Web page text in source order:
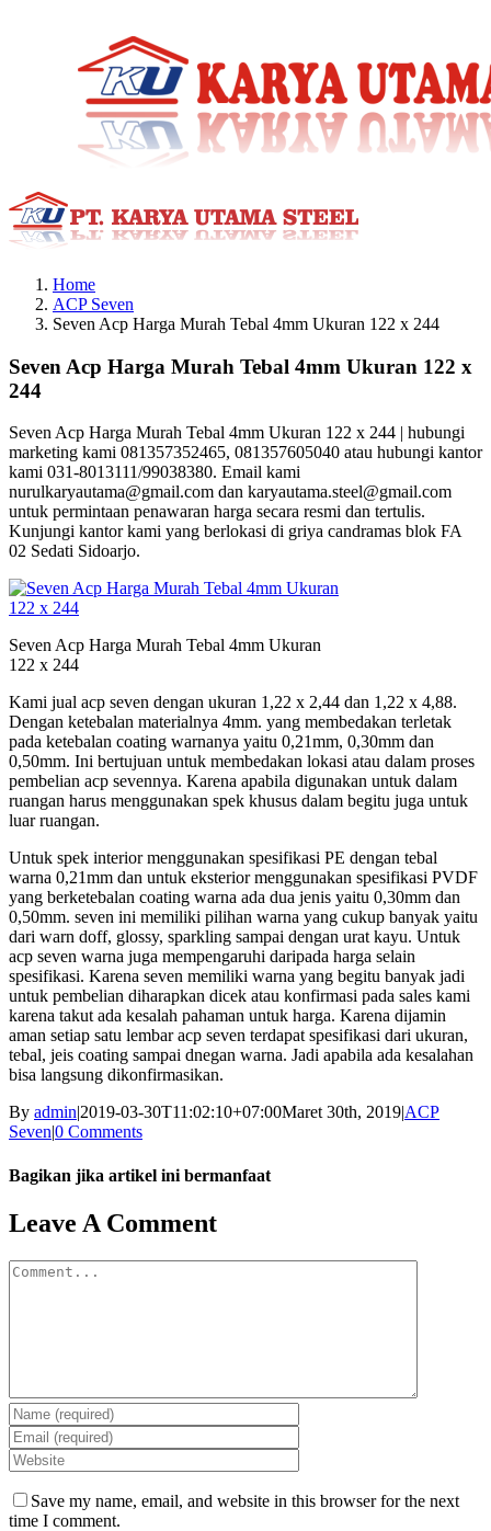
Home
ACP Seven
Seven Acp Harga Murah Tebal 4mm Ukuran 122 x 244
Seven Acp Harga Murah Tebal 4mm Ukuran 122 x
244
Seven Acp Harga Murah Tebal 4mm Ukuran 122 x 244 | hubungi
marketing kami 081357352465, 081357605040 atau hubungi kantor
kami 031-8013111/99038380. Email kami
nurulkaryautama@gmail.com dan karyautama.steel@gmail.com
untuk permintaan penawaran harga secara resmi dan tertulis.
Kunjungi kantor kami yang berlokasi di griya candramas blok FA
02 Sedati Sidoarjo.
Seven Acp Harga Murah Tebal 4mm Ukuran
122 x 244
Kami jual acp seven dengan ukuran 1,22 x 2,44 dan 1,22 x 4,88.
Dengan ketebalan materialnya 4mm. yang membedakan terletak
pada ketebalan coating warnanya yaitu 0,21mm, 0,30mm dan
0,50mm. Ini bertujuan untuk membedakan lokasi atau dalam proses
pembelian acp sevennya. Karena apabila digunakan untuk dalam
ruangan harus menggunakan spek khusus dalam begitu juga untuk
luar ruangan.
Untuk spek interior menggunakan spesifikasi PE dengan tebal
warna 0,21mm dan untuk eksterior menggunakan spesifikasi PVDF
yang berketebalan coating warna ada dua jenis yaitu 0,30mm dan
0,50mm. seven ini memiliki pilihan warna yang cukup banyak yaitu
dari warn doff, glossy, sparkling sampai dengan urat kayu. Untuk
acp seven warna juga mempengaruhi daripada harga selain
spesifikasi. Karena seven memiliki warna yang begitu banyak jadi
untuk pembelian diharapkan dicek atau konfirmasi pada sales kami
karena takut ada kesalah pahaman untuk harga. Karena dijamin
aman setiap satu lembar acp seven terdapat spesifikasi dari ukuran,
tebal, jeis coating sampai dnegan warna. Jadi apabila ada kesalahan
bisa langsung dikonfirmasikan.
By admin|2019-03-30T11:02:10+07:00Maret 30th, 2019|ACP
Seven|0 Comments
Bagikan jika artikel ini bermanfaat
Facebook
Twitter
Reddit
LinkedIn
WhatsApp
Tumblr
Pinterest
Vk
Email
Leave A Comment
Comment
Save my name, email, and website in this browser for the next
time I comment.